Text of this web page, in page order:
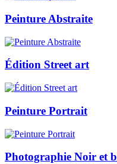
Peinture Abstraite
Édition Street art
Peinture Portrait
Photographie Noir et